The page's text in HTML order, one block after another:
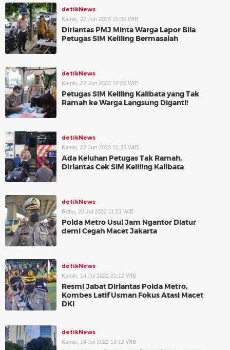
detikNews
Kamis, 22 Jun 2023 15:36 WIB
Dirlantas PMJ Minta Warga Lapor Bila
Petugas SIM Keliling Bermasalah
detikNews
Kamis, 22 Jun 2023 12:50 WIB
Petugas SIM Keliling Kalibata yang Tak
Ramah ke Warga Langsung Diganti!
detikNews
Kamis, 22 Jun 2023 12:23 WIB
Ada Keluhan Petugas Tak Ramah,
Dirlantas Cek SIM Keliling Kalibata
detikNews
Rabu, 20 Jul 2022 11:51 WIB
Polda Metro Usul Jam Ngantor Diatur
demi Cegah Macet Jakarta
detikNews
Kamis, 14 Jul 2022 21:12 WIB
Resmi Jabat Dirlantas Polda Metro,
Kombes Latif Usman Fokus Atasi Macet
DKI
detikNews
Kamis, 14 Jul 2022 19:12 WIB